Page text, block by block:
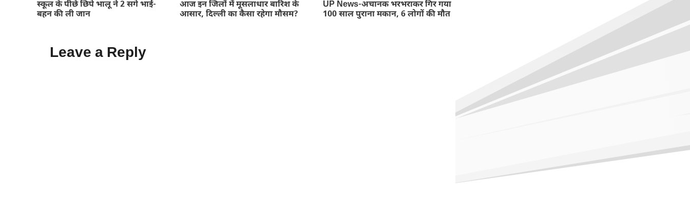
स्कूल के पीछे छिपे भालू ने 2 सगे भाई-
बहन की ली जान
आज इन जिलों में मूसलाधार बारिश के
आसार, दिल्ली का कैसा रहेगा मौसम?
UP News-अचानक भरभराकर गिर गया
100 साल पुराना मकान, 6 लोगों की मौत
Leave a Reply